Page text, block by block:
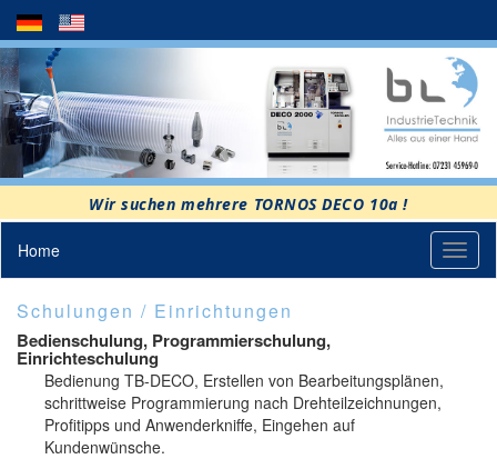
Wir suchen mehrere TORNOS DECO 10a !
Home
Schulungen / Einrichtungen
Bedienschulung, Programmierschulung,
Einrichteschulung
Bedienung TB-DECO, Erstellen von Bearbeitungsplänen,
schrittweise Programmierung nach Drehteilzeichnungen,
Profitipps und Anwenderkniffe, Eingehen auf
Kundenwünsche.